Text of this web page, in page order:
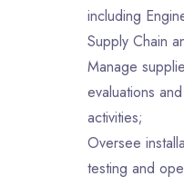
including
Supply Chain
Manage
evaluations
activities;
Oversee
testing and